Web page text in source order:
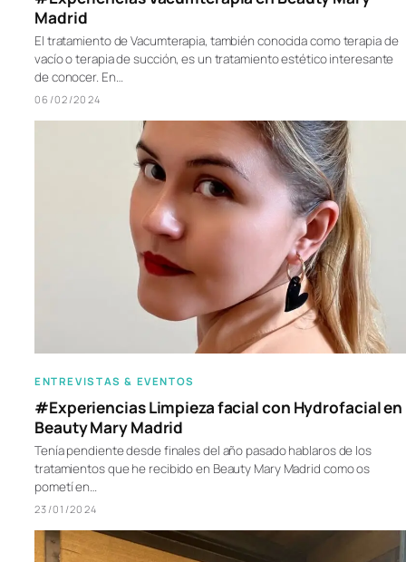
Madrid
El tratamiento de Vacumterapia, también conocida como terapia de
vacío o terapia de succión, es un tratamiento estético interesante
de conocer. En…
06/02/2024
ENTREVISTAS & EVENTOS
#Experiencias Limpieza facial con Hydrofacial en
Beauty Mary Madrid
Tenía pendiente desde finales del año pasado hablaros de los
tratamientos que he recibido en Beauty Mary Madrid como os
pometí en…
23/01/2024